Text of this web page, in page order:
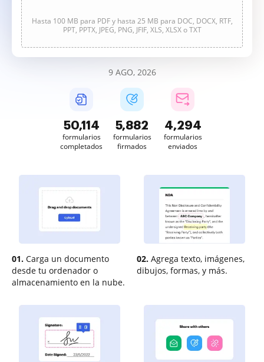
Hasta 100 MB para PDF y hasta 25 MB para DOC, DOCX, RTF,
PPT, PPTX, JPEG, PNG, JFIF, XLS, XLSX o TXT
9 AGO, 2026
50,114
formularios
completados
5,882
formularios
firmados
4,294
formularios
enviados
01. Carga un documento
desde tu ordenador o
almacenamiento en la nube.
02. Agrega texto, imágenes,
dibujos, formas, y más.